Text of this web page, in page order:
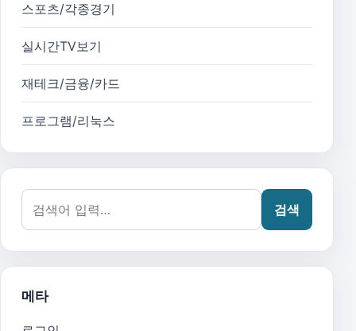
스포츠/각종경기
실시간TV보기
재테크/금융/카드
프로그램/리눅스
검색어:
검색
메타